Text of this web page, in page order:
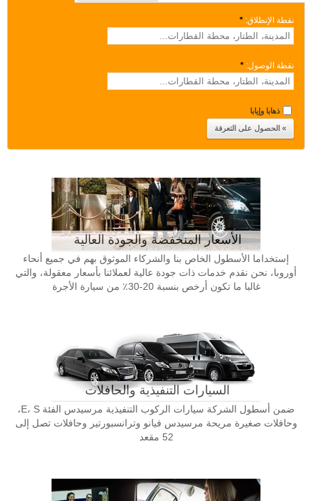
نقطة الإنطلاق: *
نقطة الوصول: *
ذهابا وإيابا
الأسعار المنخفضة والجودة العالية
إستخداما الأسطول الخاص بنا والشركاء الموثوق بهم في جميع أنحاء
أوروبا، نحن نقدم خدمات ذات جودة عالية لعملائنا بأسعار معقولة، والتي
غالبا ما تكون أرخص بنسبة 20-30٪ من سيارة الأجرة
السيارات التنفيذية والحافلات
ضمن أسطول الشركة سيارات الركوب التنفيذية مرسيدس الفئة E، S،
وحافلات صغيرة مريحة مرسيدس فيانو وترانسبورتير وحافلات تصل إلى
52 مقعد